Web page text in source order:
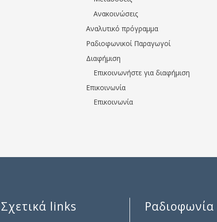
Ανακοινώσεις
Αναλυτικό πρόγραμμα
Ραδιοφωνικοί Παραγωγοί
Διαφήμιση
Επικοινωνήστε για διαφήμιση
Επικοινωνία
Επικοινωνία
Σχετικά links Ραδιοφωνία